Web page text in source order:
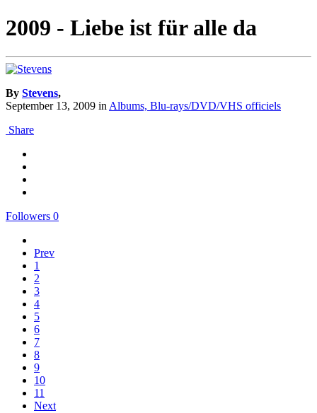
2009 - Liebe ist für alle da
By Stevens,
September 13, 2009 inAlbums, Blu-rays/DVD/VHS officiels
Share
Followers 0
Prev
1
2
3
4
5
6
7
8
9
10
11
Next